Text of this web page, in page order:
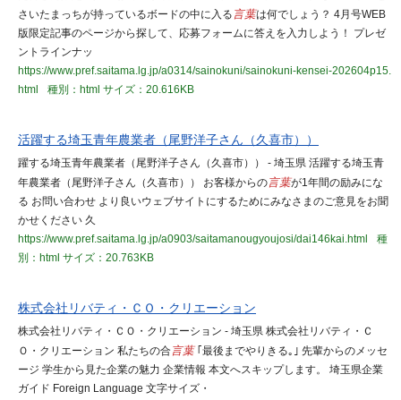
さいたまっちが持っているボードの中に入る 言葉は何でしょう？ 4月号WEB
版限定記事のページから探して、応募フォームに答えを入力しよう！ プレゼ
ントラインナッ
https://www.pref.saitama.lg.jp/a0314/sainokuni/sainokuni-kensei-202604p15.
html
種別：html サイズ：20.616KB
活躍する埼玉青年農業者（尾野洋子さん（久喜市））
躍する埼玉青年農業者（尾野洋子さん（久喜市）） - 埼玉県 活躍する埼玉青
年農業者（尾野洋子さん（久喜市）） お客様からの言葉が1年間の励みにな
る お問い合わせ より良いウェブサイトにするためにみなさまのご意見をお聞
かせください 久
https://www.pref.saitama.lg.jp/a0903/saitamanougyoujosi/dai146kai.html
種
別：html サイズ：20.763KB
株式会社リバティ・ＣＯ・クリエーション
株式会社リバティ・ＣＯ・クリエーション - 埼玉県 株式会社リバティ・Ｃ
Ｏ・クリエーション 私たちの合言葉｢最後までやりきる｡｣ 先輩からのメッセ
ージ 学生から見た企業の魅力 企業情報 本文へスキップします。 埼玉県企業
ガイド Foreign Language 文字サイズ・